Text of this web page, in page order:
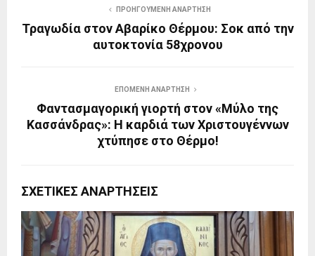
ΠΡΟΗΓΟΎΜΕΝΗ ΑΝΆΡΤΗΣΗ
Τραγωδία στον Αβαρίκο Θέρμου: Σοκ από την
αυτοκτονία 58χρονου
ΕΠΌΜΕΝΗ ΑΝΆΡΤΗΣΗ
Φαντασμαγορική γιορτή στον «Μύλο της
Κασσάνδρας»: Η καρδιά των Χριστουγέννων
χτύπησε στο Θέρμο!
ΣΧΕΤΙΚΈΣ ΑΝΑΡΤΉΣΕΙΣ